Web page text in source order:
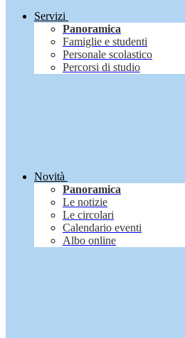
Servizi
Panoramica
Famiglie e studenti
Personale scolastico
Percorsi di studio
Novità
Panoramica
Le notizie
Le circolari
Calendario eventi
Albo online